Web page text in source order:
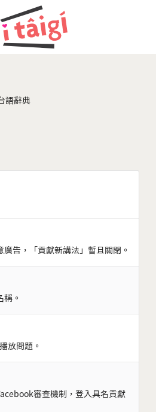
語辭典
告，「貢獻新講法」暫且關閉。
稱。
放問題。
審查機制，登入具名貢獻